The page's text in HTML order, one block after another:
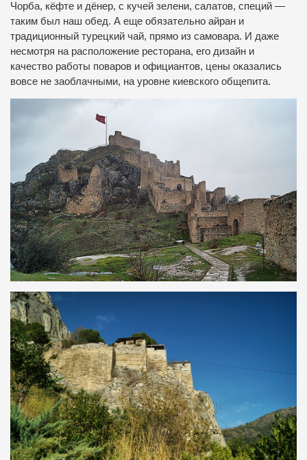
Чорба, кёфте и дёнер, с кучей зелени, салатов, специй —
таким был наш обед. А еще обязательно айран и
традиционный турецкий чай, прямо из самовара. И даже
несмотря на расположение ресторана, его дизайн и
качество работы поваров и официантов, цены оказались
вовсе не заоблачными, на уровне киевского общепита.